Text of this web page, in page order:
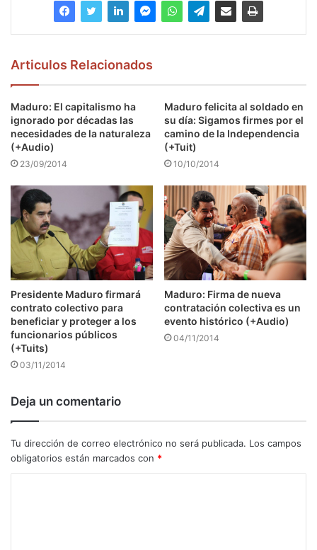
Articulos Relacionados
Maduro: El capitalismo ha
ignorado por décadas las
necesidades de la naturaleza
(+Audio)
23/09/2014
Maduro felicita al soldado en
su día: Sigamos firmes por el
camino de la Independencia
(+Tuit)
10/10/2014
Presidente Maduro firmará
contrato colectivo para
beneficiar y proteger a los
funcionarios públicos
(+Tuits)
03/11/2014
Maduro: Firma de nueva
contratación colectiva es un
evento histórico (+Audio)
04/11/2014
Deja un comentario
Tu dirección de correo electrónico no será publicada. Los campos
obligatorios están marcados con *